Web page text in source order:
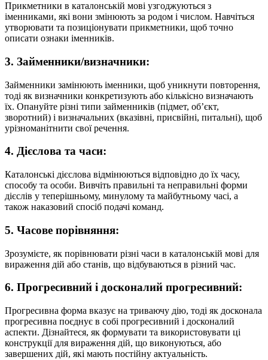
Прикметники в каталонській мові узгоджуються з
іменниками, які вони змінюють за родом і числом. Навчіться
утворювати та позиціонувати прикметники, щоб точно
описати ознаки іменників.
3. Займенники/визначники:
Займенники замінюють іменники, щоб уникнути повторення,
тоді як визначники конкретизують або кількісно визначають
їх. Опануйте різні типи займенників (підмет, об’єкт,
зворотний) і визначальних (вказівні, присвійні, питальні), щоб
урізноманітнити свої речення.
4. Дієслова та часи:
Каталонські дієслова відмінюються відповідно до їх часу,
способу та особи. Вивчіть правильні та неправильні форми
дієслів у теперішньому, минулому та майбутньому часі, а
також наказовий спосіб подачі команд.
5. Часове порівняння:
Зрозумієте, як порівнювати різні часи в каталонській мові для
вираження дій або станів, що відбуваються в різний час.
6. Прогресивний і досконалий прогресивний:
Прогресивна форма вказує на триваючу дію, тоді як досконала
прогресивна поєднує в собі прогресивний і досконалий
аспекти. Дізнайтеся, як формувати та використовувати ці
конструкції для вираження дій, що виконуються, або
завершених дій, які мають постійну актуальність.